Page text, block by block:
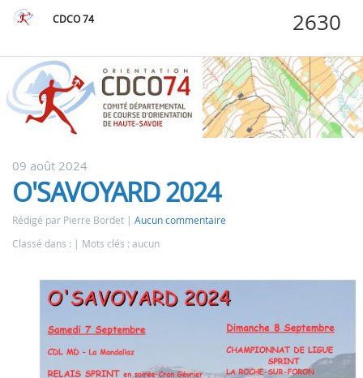
CDCO 74
09 août 2024
O'SAVOYARD 2024
Rédigé par Pierre Bordet
Aucun commentaire
Classé dans :
Mots clés : aucun